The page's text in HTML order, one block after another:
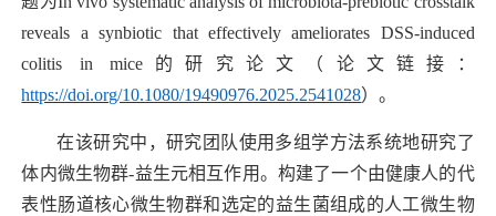
reveals a synbiotic that effectively ameliorates DSS-induced
colitis in mice的研究论文（论文链接：
https://doi.org/10.1080/19490976.2025.2541028）。
在该研究中 ， 研究团队使用多组学方法系统地研究了
体内微生物群-益生元相互作用。构建了一个由健康人的代
表性肠道核心微生物群和选定的益生菌组成的人工微生物